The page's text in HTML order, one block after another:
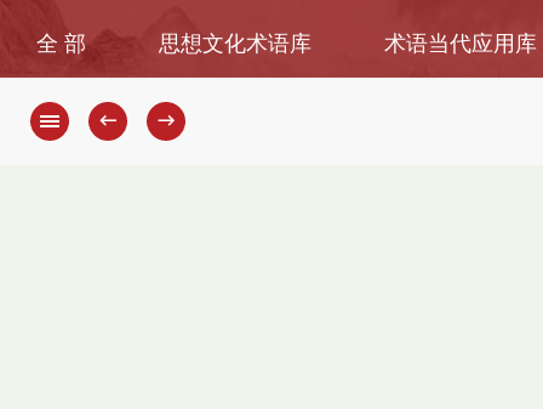
全 部 思想文化术语库 术语当代应用库
← →